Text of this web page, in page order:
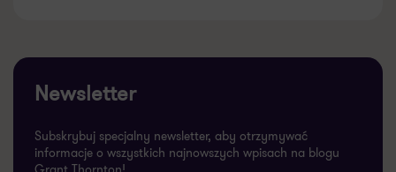
Newsletter
Subskrybuj specjalny newsletter, aby otrzymywać
informacje o wszystkich najnowszych wpisach na blogu